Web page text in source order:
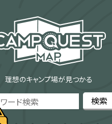
理想のキャンプ場が見つかる